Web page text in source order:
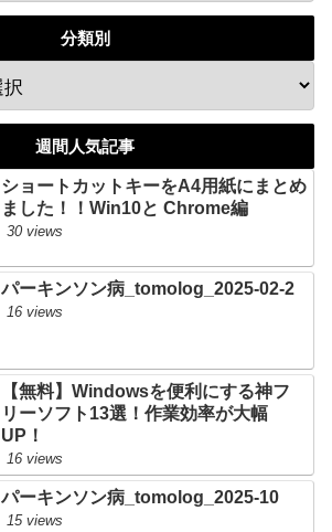
分類別
週間人気記事
ショートカットキーをA4用紙にまとめ
ました！！Win10と Chrome編
30 views
パーキンソン病_tomolog_2025-02-2
16 views
【無料】Windowsを便利にする神フ
リーソフト13選！作業効率が大幅
UP！
16 views
パーキンソン病_tomolog_2025-10
15 views